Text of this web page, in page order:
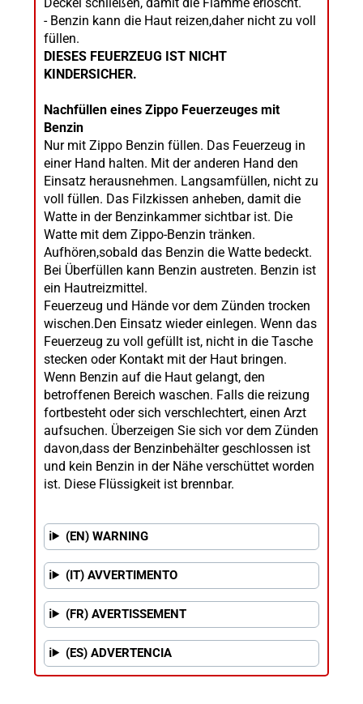
- Benzin kann die Haut reizen,daher nicht zu voll
füllen.
DIESES FEUERZEUG IST NICHT
KINDERSICHER.
Nachfüllen eines Zippo Feuerzeuges mit
Benzin
Nur mit Zippo Benzin füllen. Das Feuerzeug in
einer Hand halten. Mit der anderen Hand den
Einsatz herausnehmen. Langsamfüllen, nicht zu
voll füllen. Das Filzkissen anheben, damit die
Watte in der Benzinkammer sichtbar ist. Die
Watte mit dem Zippo-Benzin tränken.
Aufhören,sobald das Benzin die Watte bedeckt.
Bei Überfüllen kann Benzin austreten. Benzin ist
ein Hautreizmittel.
Feuerzeug und Hände vor dem Zünden trocken
wischen.Den Einsatz wieder einlegen. Wenn das
Feuerzeug zu voll gefüllt ist, nicht in die Tasche
stecken oder Kontakt mit der Haut bringen.
Wenn Benzin auf die Haut gelangt, den
betroffenen Bereich waschen. Falls die reizung
fortbesteht oder sich verschlechtert, einen Arzt
aufsuchen. Überzeigen Sie sich vor dem Zünden
davon,dass der Benzinbehälter geschlossen ist
und kein Benzin in der Nähe verschüttet worden
ist. Diese Flüssigkeit ist brennbar.
(EN) WARNING
(IT) AVVERTIMENTO
(FR) AVERTISSEMENT
(ES) ADVERTENCIA